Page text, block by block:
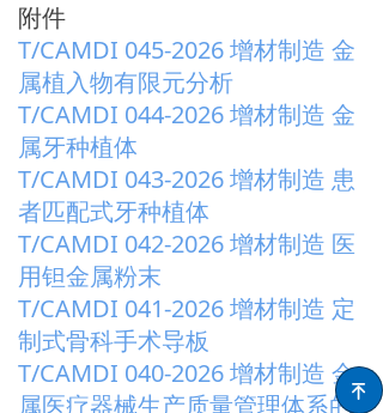
附件
T/CAMDI 045-2026 增材制造 金
属植入物有限元分析
T/CAMDI 044-2026 增材制造 金
属牙种植体
T/CAMDI 043-2026 增材制造 患
者匹配式牙种植体
T/CAMDI 042-2026 增材制造 医
用钽金属粉末
T/CAMDI 041-2026 增材制造 定
制式骨科手术导板
T/CAMDI 040-2026 增材制造 金
属医疗器械生产质量管理体系的녠